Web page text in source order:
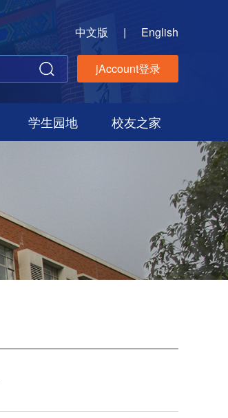
中文版 | English
jAccount登录
学生园地 校友之家